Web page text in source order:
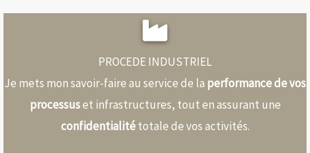
PROCEDE INDUSTRIEL
Je mets mon savoir-faire au service de la performance de vos
processuset infrastructures, tout en assurant une
confidentialitétotale de vos activités.